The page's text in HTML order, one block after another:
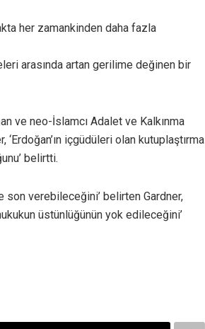
her zamankinden daha fazla
arasında artan gerilime değinen bir
ve neo-İslamcı Adalet ve Kalkınma
içgüdüleri olan kutuplaştırma
belirtti.
son verebileceğini’ belirten Gardner,
üstünlüğünün yok edileceğini’